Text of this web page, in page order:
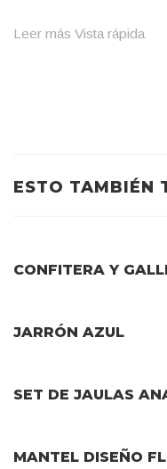
Leer más Vista rápida
ESTO TAMBIÉN
CONFITERA Y
JARRÓN AZUL
SET DE JAULAS
MANTEL DISEÑO